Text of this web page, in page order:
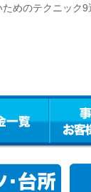
めのテクニッ